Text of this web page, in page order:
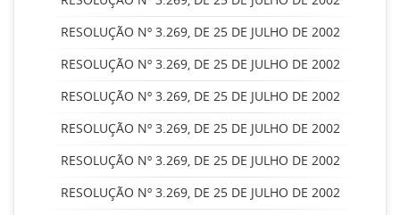
RESOLUÇÃO Nº 3.269, DE 25 DE JULHO DE 2002
RESOLUÇÃO Nº 3.269, DE 25 DE JULHO DE 2002
RESOLUÇÃO Nº 3.269, DE 25 DE JULHO DE 2002
RESOLUÇÃO Nº 3.269, DE 25 DE JULHO DE 2002
RESOLUÇÃO Nº 3.269, DE 25 DE JULHO DE 2002
RESOLUÇÃO Nº 3.269, DE 25 DE JULHO DE 2002